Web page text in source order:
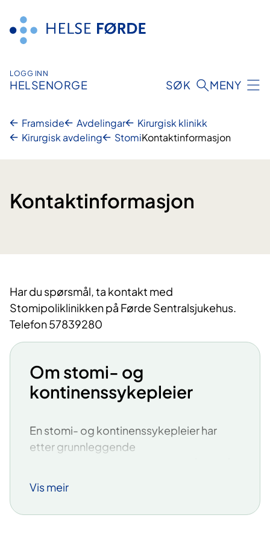
innhald
LOGG INN
HELSENORGE SØK MENY
Framside Avdelingar
Kirurgisk klinikk
Kirurgisk avdeling
StomiKontaktinformasjon
Kontaktinformasjon
Har du spørsmål, ta kontakt med
Stomipoliklinikken på Førde Sentralsjukehus.
Telefon 57839280
Om stomi- og
kontinenssykepleier
En stomi- og kontinenssykepleier har
etter grunnleggende
videreutdanning der man har spesialisert
seg i pleie og oppfølging til mennesker
Vis meir